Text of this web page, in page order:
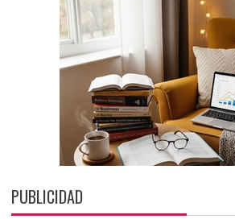
PUBLICIDAD